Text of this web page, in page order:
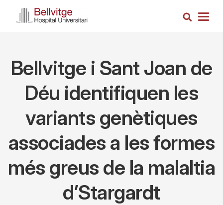
Cerca
Bellvitge i Sant Joan de
Déu identifiquen les
variants genètiques
associades a les formes
més greus de la malaltia
d’Stargardt